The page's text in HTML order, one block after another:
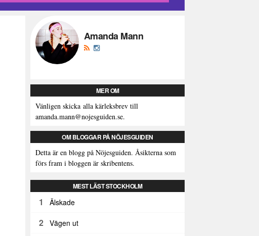
Amanda Mann
MER OM
Vänligen skicka alla kärleksbrev till
amanda.mann@nojesguiden.se.
OM BLOGGAR PÅ NÖJESGUIDEN
Detta är en blogg på Nöjesguiden. Åsikterna som
förs fram i bloggen är skribentens.
MEST LÄST STOCKHOLM
1 Älskade
2 Vägen ut